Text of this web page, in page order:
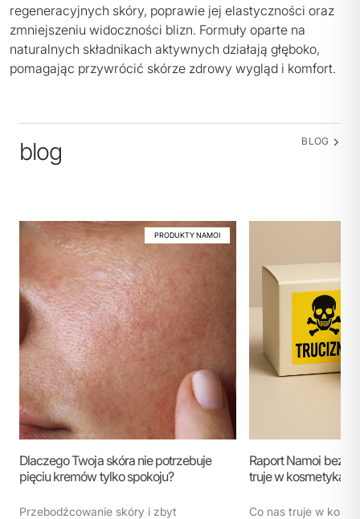
regeneracyjnych skóry, poprawie jej elastyczności oraz
zmniejszeniu widoczności blizn. Formuły oparte na
naturalnych składnikach aktywnych działają głęboko,
pomagając przywrócić skórze zdrowy wygląd i komfort.
blog BLOG
PRODUKTY NAMOI
Dlaczego Twoja skóra nie potrzebuje
pięciu kremów tylko spokoju?
Przebodźcowanie skóry i zbyt
Raport Namoi bez
truje w
Co nas truje w